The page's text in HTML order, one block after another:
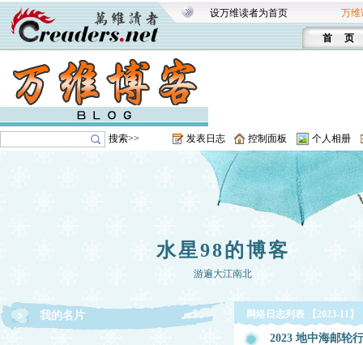
设万维读者为首页 万维
首 页
搜索>> 发表日志 控制面板 个人相册
水星98的博客
游遍大江南北
我的名片 网络日志列表 【2023-11】
2023 地中海邮轮